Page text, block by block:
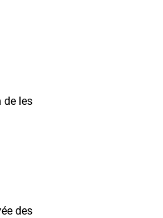
de les
des